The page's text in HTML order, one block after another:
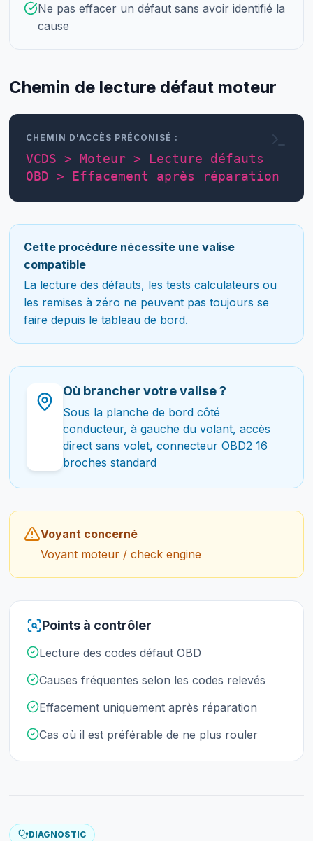
Ne pas effacer un défaut sans avoir identifié la
cause
Chemin de lecture défaut moteur
CHEMIN D'ACCÈS PRÉCONISÉ :
VCDS > Moteur > Lecture défauts
OBD > Effacement après réparation
Cette procédure nécessite une valise
compatible
La lecture des défauts, les tests calculateurs ou
les remises à zéro ne peuvent pas toujours se
faire depuis le tableau de bord.
Où brancher votre valise ?
Sous la planche de bord côté
conducteur, à gauche du volant, accès
direct sans volet, connecteur OBD2 16
broches standard
Voyant concerné
Voyant moteur / check engine
Points à contrôler
Lecture des codes défaut OBD
Causes fréquentes selon les codes relevés
Effacement uniquement après réparation
Cas où il est préférable de ne plus rouler
DIAGNOSTIC